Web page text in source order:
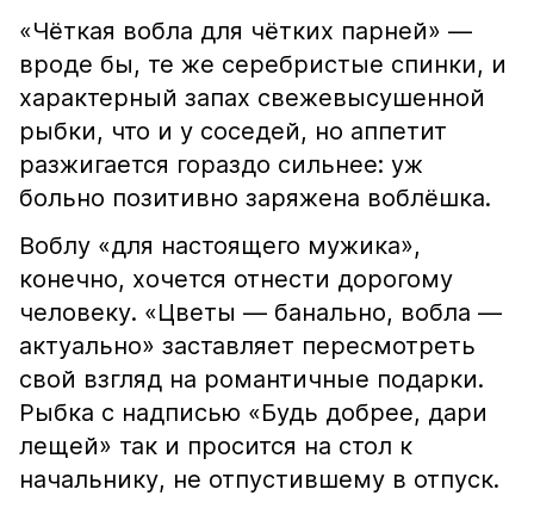
«Чёткая вобла для чётких парней» —
вроде бы, те же серебристые спинки, и
характерный запах свежевысушенной
рыбки, что и у соседей, но аппетит
разжигается гораздо сильнее: уж
больно позитивно заряжена воблёшка.
Воблу «для настоящего мужика»,
конечно, хочется отнести дорогому
человеку. «Цветы — банально, вобла —
актуально» заставляет пересмотреть
свой взгляд на романтичные подарки.
Рыбка с надписью «Будь добрее, дари
лещей» так и просится на стол к
начальнику, не отпустившему в отпуск.